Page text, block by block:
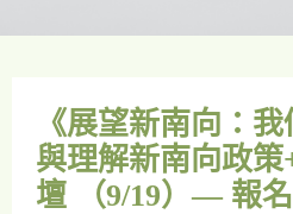
《展望新南向：
與理解新南向政
壇 （9/19）— 報